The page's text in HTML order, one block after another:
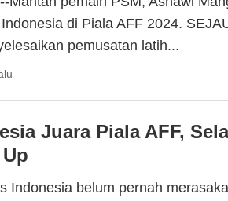
di Piala AFF 2024.
pemusatan latih...
Juara Piala AFF,
Indonesia belum pernah